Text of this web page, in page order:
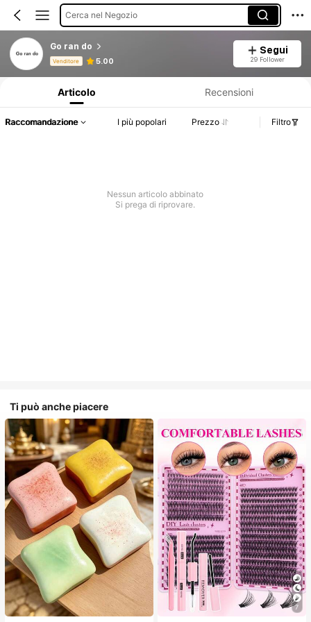
Cerca nel Negozio
Go ran do
Venditore 5.00
Segui
29 Follower
Articolo Recensioni
Raccomandazione I più popolari Prezzo Filtro
Nessun articolo abbinato
Si prega di riprovare.
Ti può anche piacere
7